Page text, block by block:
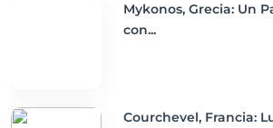
Mykonos, Grecia: Un
con...
Courchevel, Francia: